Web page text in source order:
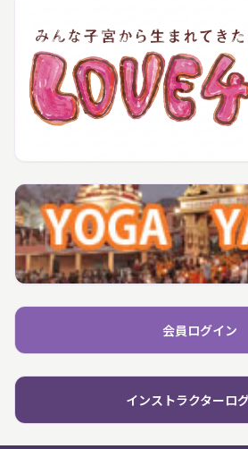
会員ログイン
インストラクターロ